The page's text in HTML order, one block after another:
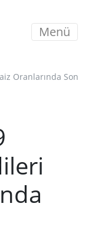
Menü
Oranlarında Son